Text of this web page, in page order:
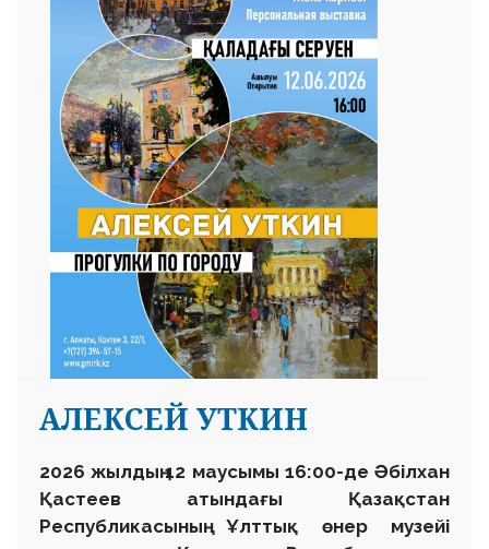
АЛЕКСЕЙ УТКИН
2026 жылдың 12 маусымы 16:00-де Әбілхан
Қастеев атындағы Қазақстан
Республикасының Ұлттық өнер музейі